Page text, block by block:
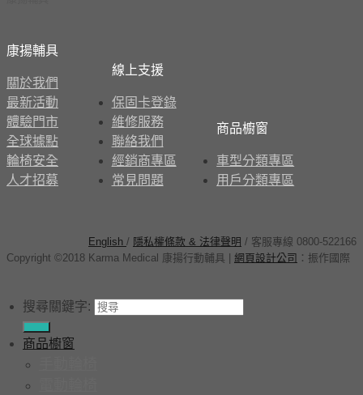
康揚輔具
關於我們
最新活動
體驗門市
全球據點
輪椅安全
人才招募
線上支援
保固卡登錄
維修服務
聯絡我們
經銷商專區
常見問題
商品櫥窗
車型分類專區
用戶分類專區
English / 隱私權條款 & 法律聲明 / 客服專線 0800-522166
Copyright ©2018 Karma Medical 康揚行動輔具
網頁設計公司 ： 振作國際
搜尋關鍵字:
商品櫥窗